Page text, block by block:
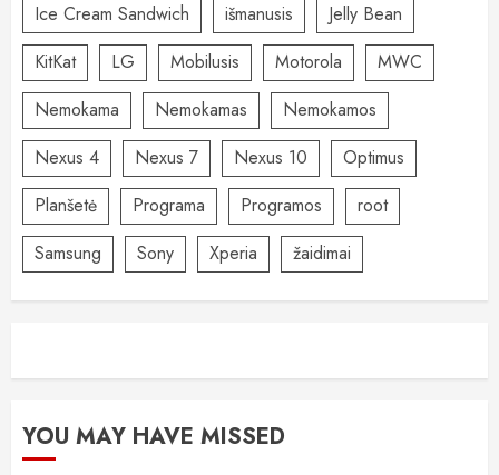
Ice Cream Sandwich
išmanusis
Jelly Bean
KitKat
LG Mobilusis Motorola
MWC
Nemokama
Nemokamas
Nemokamos
Nexus 4
Nexus 7 Nexus 10
Optimus
Planšetė
Programa Programos
root
Samsung
Sony Xperia žaidimai
YOU MAY HAVE MISSED